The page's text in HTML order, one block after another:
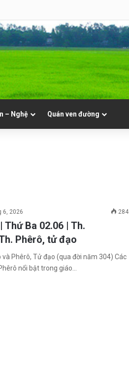
Nổ
– Nghệ Quán ven đường
6, 2026 284
Thứ Ba 02.06 | Th.
Phêrô, tử đạo
Phêrô, Tử đạo (qua đời năm 304) Các
nổi bật trong giáo…